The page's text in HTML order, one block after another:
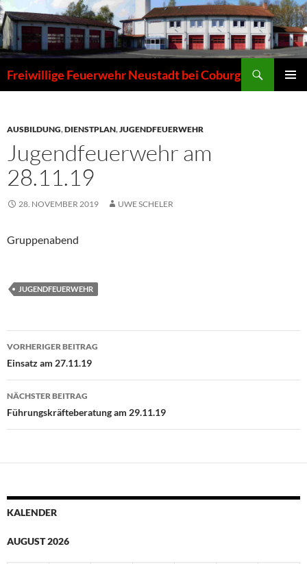
Zum
Inhalt
springen
Freiwillige Feuerwehr Neustadt bei Coburg
AUSBILDUNG,DIENSTPLAN,JUGENDFEUERWEHR
Jugendfeuerwehr am
28.11.19
28. NOVEMBER 2019 UWE SCHELER
Gruppenabend
JUGENDFEUERWEHR
Beitragsnavigation
VORHERIGER BEITRAG
Einsatz am 27.11.19
NÄCHSTER BEITRAG
Führungskräfteberatung am 29.11.19
KALENDER
AUGUST 2026